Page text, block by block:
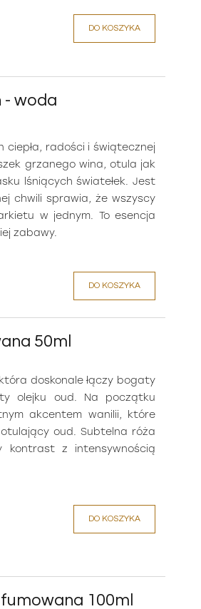
DO KOSZYKA
- woda
ciepła, radości i świątecznej
grzanego wina, otula jak
lśniących światełek. Jest
chwili sprawia, że wszyscy
w jednym. To esencja
zabawy.
DO KOSZYKA
50ml
doskonale łączy bogaty
olejku oud. Na początku
akcentem wanilii, które
oud. Subtelna róża
kontrast z intensywnością
DO KOSZYKA
100ml